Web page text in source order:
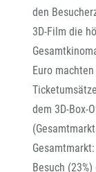
den
3D-Film die
Euro
dem 3D-Box-
Besuch